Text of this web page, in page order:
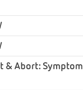
& Abort: